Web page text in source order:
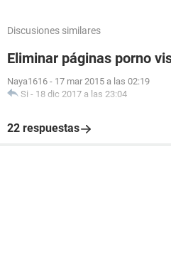
Discusiones similares
Eliminar páginas porno
Naya1616 - 17 mar 2015 a las 02:19
Si - 18 dic 2017 a las 23:04
22 respuestas